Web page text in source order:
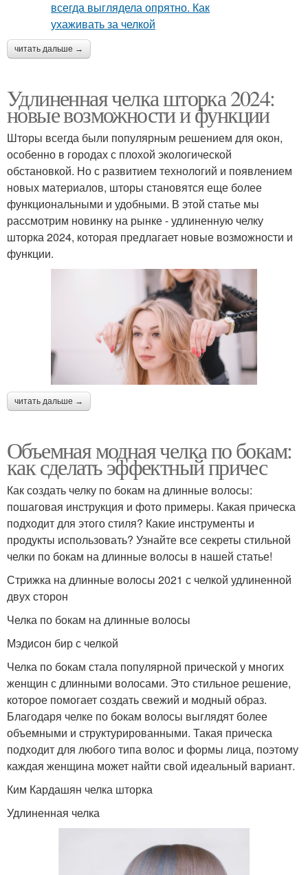
читать дальше →
Удлиненная челка шторка 2024:
новые возможности и функции
Шторы всегда были популярным решением для окон,
особенно в городах с плохой экологической
обстановкой. Но с развитием технологий и появлением
новых материалов, шторы становятся еще более
функциональными и удобными. В этой статье мы
рассмотрим новинку на рынке - удлиненную челку
шторка 2024, которая предлагает новые возможности и
функции.
читать дальше →
Объемная модная челка по бокам:
как сделать эффектный причес
Как создать челку по бокам на длинные волосы:
пошаговая инструкция и фото примеры. Какая прическа
подходит для этого стиля? Какие инструменты и
продукты использовать? Узнайте все секреты стильной
челки по бокам на длинные волосы в нашей статье!
Стрижка на длинные волосы 2021 с челкой удлиненной
двух сторон
Челка по бокам на длинные волосы
Мэдисон бир с челкой
Челка по бокам стала популярной прической у многих
женщин с длинными волосами. Это стильное решение,
которое помогает создать свежий и модный образ.
Благодаря челке по бокам волосы выглядят более
объемными и структурированными. Такая прическа
подходит для любого типа волос и формы лица, поэтому
каждая женщина может найти свой идеальный вариант.
Ким Кардашян челка шторка
Удлиненная челка